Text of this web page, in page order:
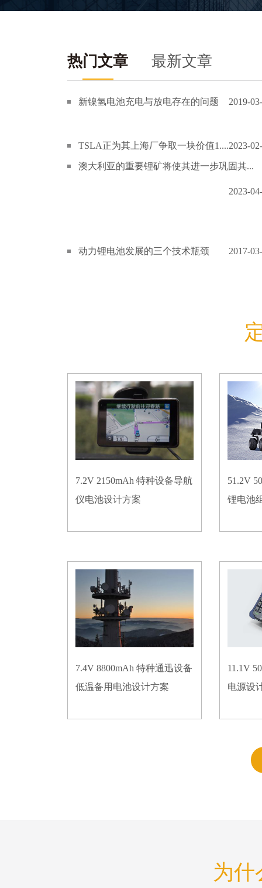
热门文章 最新文章
新镍氢电池充电与放电存在的问题 2019-
TSLA正为其上海厂争取一块价值1....2023-
澳大利亚的重要锂矿将使其进一步巩固其...
2023-
动力锂电池发展的三个技术瓶颈 2017-
7.2V 2150mAh 特种设备导航
仪电池设计方案
51.2V
锂电池
7.4V 8800mAh 特种通迅设备
低温备用电池设计方案
11.1V
电源设
为什